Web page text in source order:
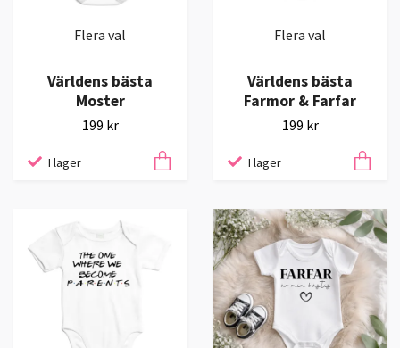
Flera val
Världens bästa
Moster
199 kr
I lager
Flera val
Världens bästa
Farmor & Farfar
199 kr
I lager